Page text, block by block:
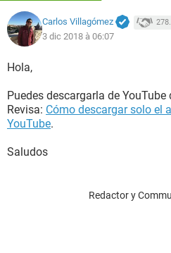
Carlos Villagómez
3 dic 2018 à 06:07
Hola,
Puedes descargarla de
Revisa: Cómo descargar solo el
YouTube.
Saludos
Redactor y